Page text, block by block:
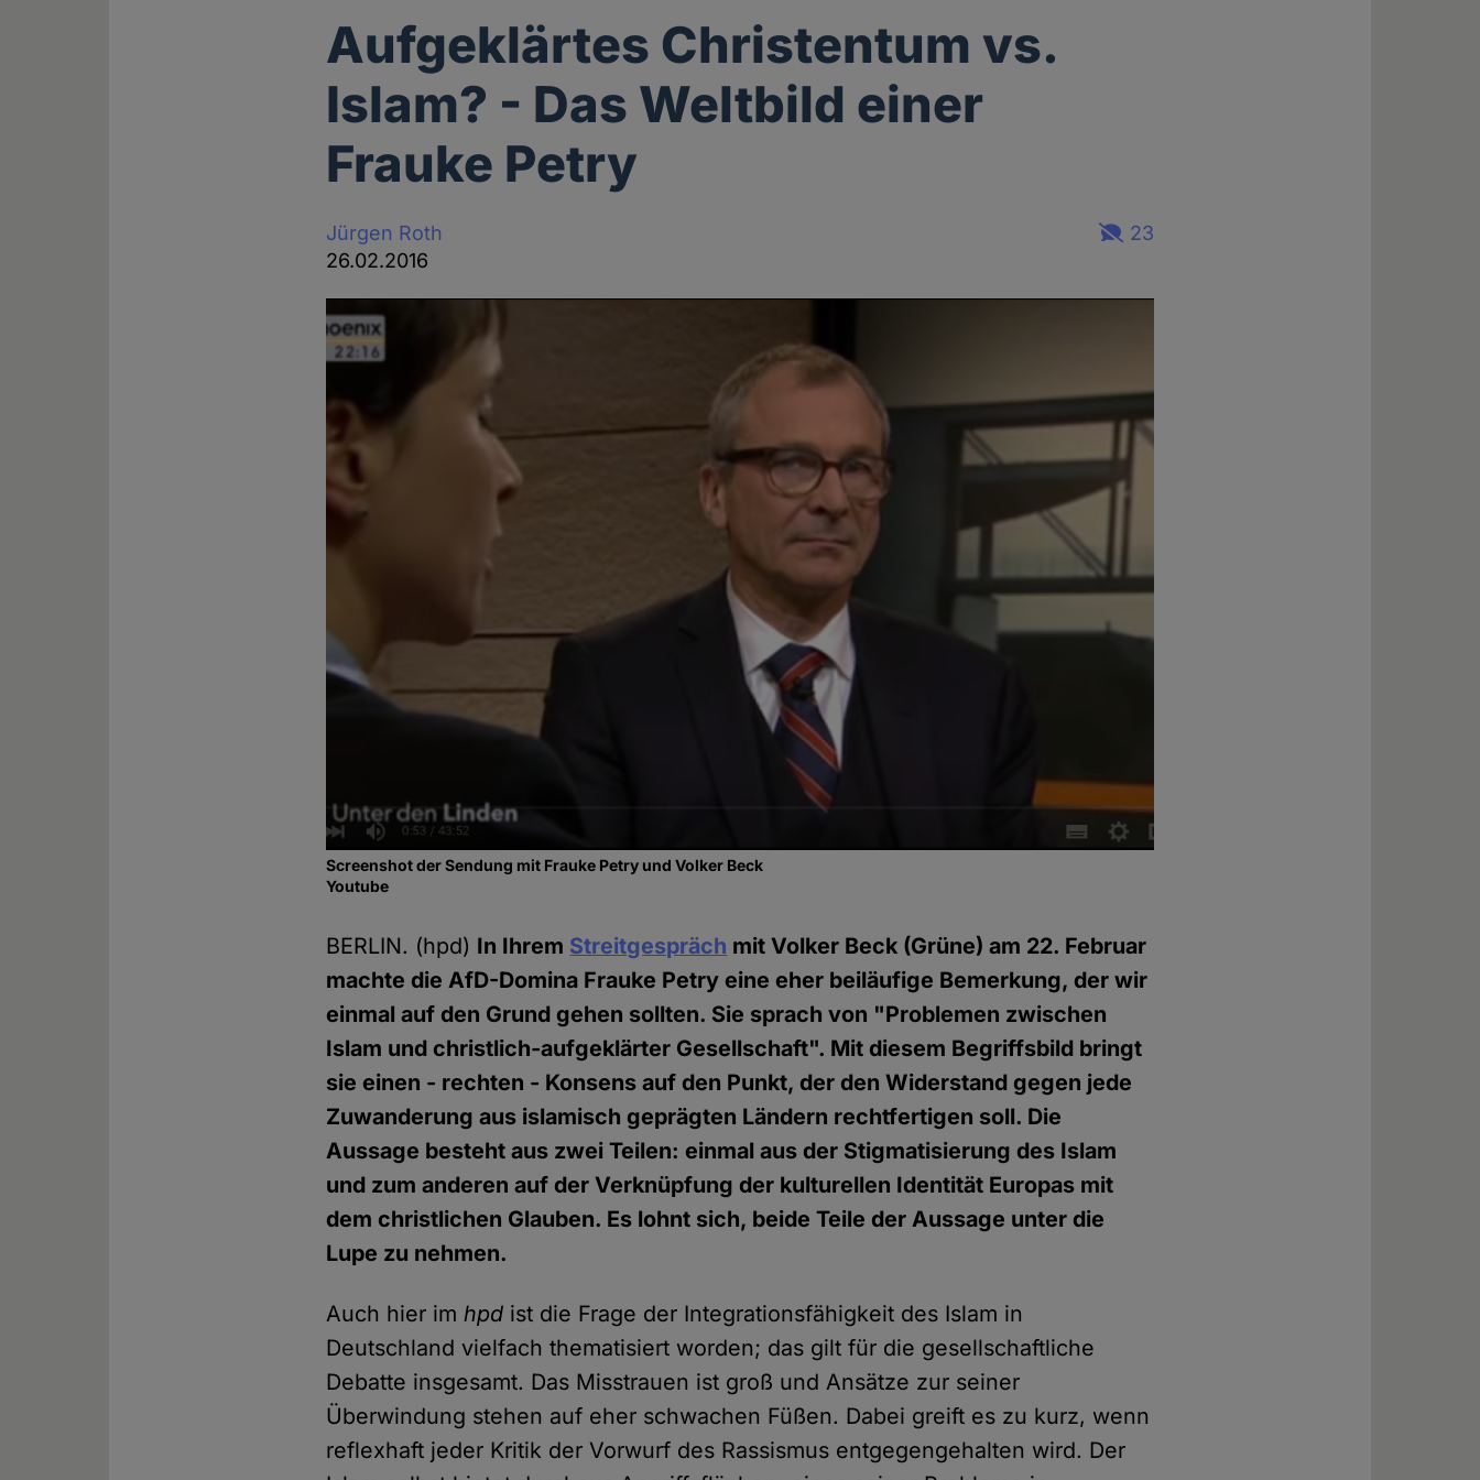
Aufgeklärtes Christentum vs.
Islam? - Das Weltbild einer
Frauke Petry
Jürgen Roth
26.02.2016
23
Screenshot der Sendung mit Frauke Petry und Volker Beck
Youtube
BERLIN. (hpd) In Ihrem Streitgespräch mit Volker Beck (Grüne) am 22. Februar
machte die AfD-Domina Frauke Petry eine eher beiläufige Bemerkung, der wir
einmal auf den Grund gehen sollten. Sie sprach von "Problemen zwischen
Islam und christlich-aufgeklärter Gesellschaft". Mit diesem Begriffsbild bringt
sie einen - rechten - Konsens auf den Punkt, der den Widerstand gegen jede
Zuwanderung aus islamisch geprägten Ländern rechtfertigen soll. Die
Aussage besteht aus zwei Teilen: einmal aus der Stigmatisierung des Islam
und zum anderen auf der Verknüpfung der kulturellen Identität Europas mit
dem christlichen Glauben. Es lohnt sich, beide Teile der Aussage unter die
Lupe zu nehmen.
Auch hier imhpd ist die Frage der Integrationsfähigkeit des Islam in
Deutschland vielfach thematisiert worden; das gilt für die gesellschaftliche
Debatte insgesamt. Das Misstrauen ist groß und Ansätze zur seiner
Überwindung stehen auf eher schwachen Füßen. Dabei greift es zu kurz, wenn
reflexhaft jeder Kritik der Vorwurf des Rassismus entgegengehalten wird. Der